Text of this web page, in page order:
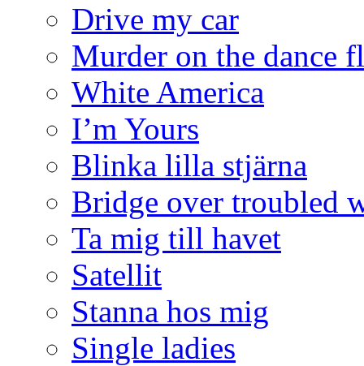
Drive my car
Murder on the dance
White America
I’m Yours
Blinka lilla stjärna
Bridge over troubled
Ta mig till havet
Satellit
Stanna hos mig
Single ladies